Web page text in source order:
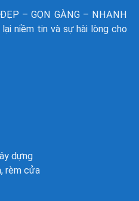
– GỌN GÀNG – NHANH
niềm tin và sự hài lòng cho
dựng
rèm cửa